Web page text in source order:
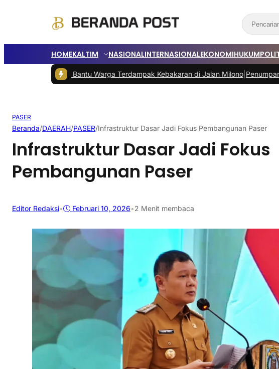
HOMEKALTIM NASIONALINTERNASIONALEKONOMIHUKUM
Berau Bantu Warga Terdampak Kebakaran di Jalan Milono|Penumpang Bandara
PASER
Beranda/DAERAH/PASER/Infrastruktur Dasar Jadi Fokus Pembangunan Paser
Infrastruktur Dasar Jadi Fokus
Pembangunan Paser
Editor Redaksi• Februari 10, 2026•2 Menit membaca